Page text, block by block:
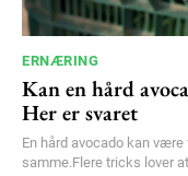
ERNÆRING
Kan en hård
Her er svaret
En hård avocado kan
samme.Flere tricks lover